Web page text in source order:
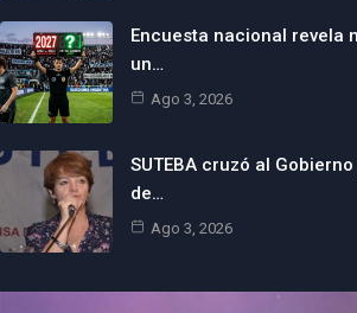
Encuesta nacional revela
un…
Ago 3, 2026
SUTEBA cruzó al
de…
Ago 3, 2026